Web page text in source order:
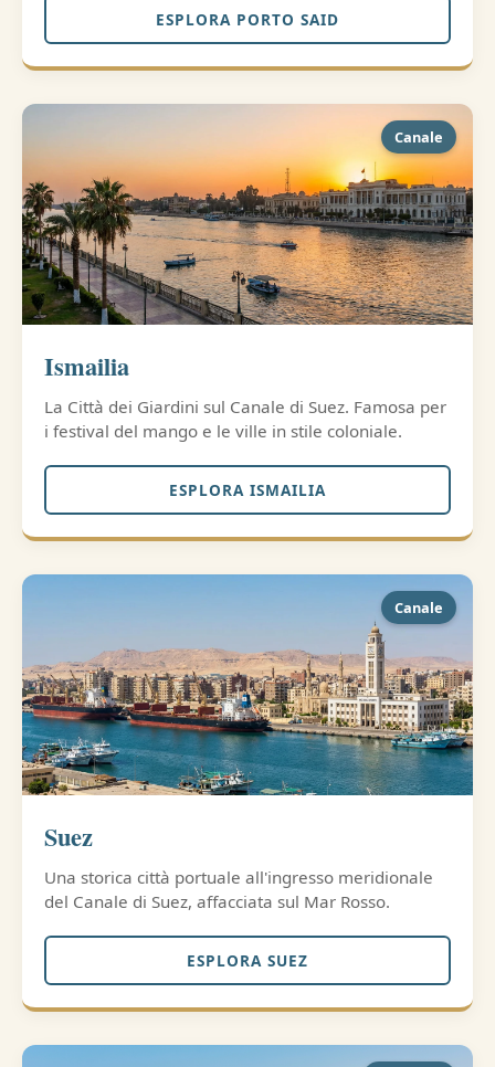
ESPLORA PORTO SAID
Canale
Ismailia
La Città dei Giardini sul Canale di Suez. Famosa per
i festival del mango e le ville in stile coloniale.
ESPLORA ISMAILIA
Canale
Suez
Una storica città portuale all'ingresso meridionale
del Canale di Suez, affacciata sul Mar Rosso.
ESPLORA SUEZ